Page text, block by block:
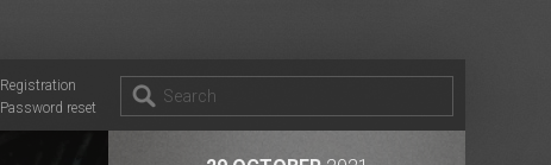
Registration
Password reset